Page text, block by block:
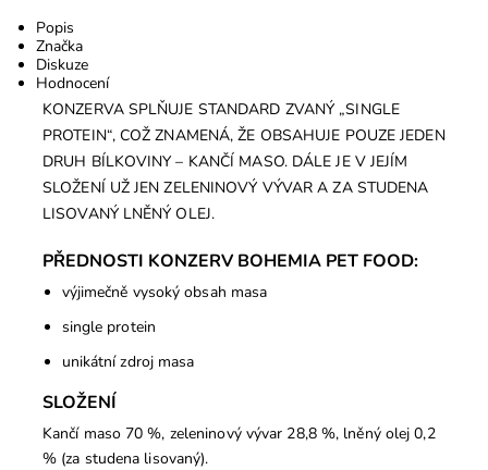
Popis
Značka
Diskuze
Hodnocení
KONZERVA SPLŇUJE STANDARD ZVANÝ „SINGLE
PROTEIN“, COŽ ZNAMENÁ, ŽE OBSAHUJE POUZE JEDEN
DRUH BÍLKOVINY – KANČÍ MASO. DÁLE JE V JEJÍM
SLOŽENÍ UŽ JEN ZELENINOVÝ VÝVAR A ZA STUDENA
LISOVANÝ LNĚNÝ OLEJ.
PŘEDNOSTI KONZERV BOHEMIA PET FOOD:
výjimečně vysoký obsah masa
single protein
unikátní zdroj masa
SLOŽENÍ
Kančí maso 70 %, zeleninový vývar 28,8 %, lněný olej 0,2
% (za studena lisovaný).